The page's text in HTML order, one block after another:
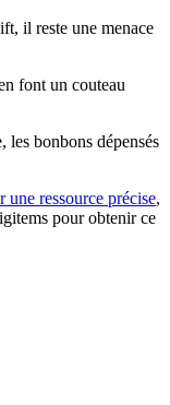
il reste une menace
font un couteau
les bonbons dépensés
une ressource précise,
pour obtenir ce